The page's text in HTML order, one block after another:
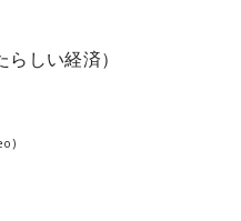
しい経済）